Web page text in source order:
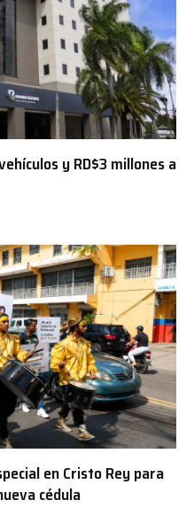
y RD$3 millones a
en Cristo Rey para
cédula